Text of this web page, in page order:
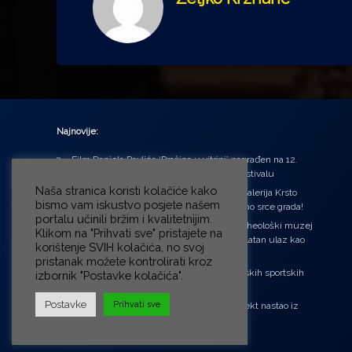
Najnovije:
Film Daniela Pavlića ‘Prašina u vitrini’ nagrađen na 12.
Green Montenegro International Film Festivalu
U središtu Petrinje otvorena obnovljena Galerija Krsto
Hegedušić: Kultura vraćena kući, u samo srce grada!
Od petka do nedjelje (31.7. – 2.8.2026.) Arheološki muzej
u Zagrebu otvara vrata građanima: Besplatan ulaz kao
zaklon od toplinskog vala
‘Ni med cvetjem ni pravice’ na Aleji hrvatskih sportskih
“Rubikova kocka – složi svoju priču”, projekt nastao iz
potrebe da se čuje glas djece!
Naša stranica koristi kolačiće kako
bismo vam iskustvo posjete našem
portalu učinili bržim i kvalitetnijim.
Klikom na "Prihvati sve" pristajete na
korištenje SVIH kolačića, no svoj
pristanak možete kontrolirati kroz
izbornik "Postavke kolačića".
Postavke Prihvati sve